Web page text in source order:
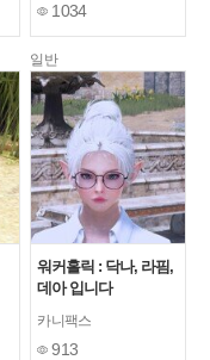
1034
일반
워커홀릭 : 닥나, 라핌,
데아 입니다
카니팩스
913